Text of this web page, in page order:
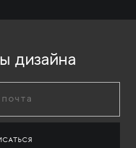
дизайна